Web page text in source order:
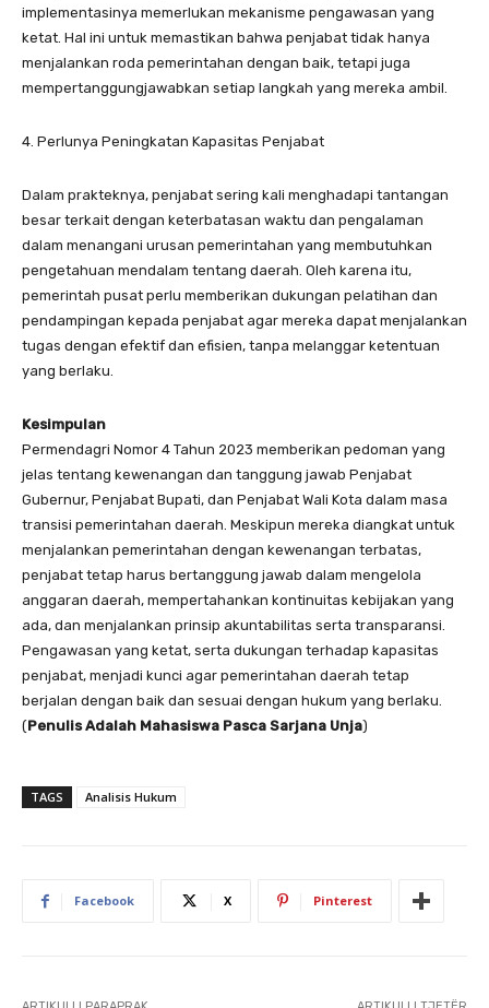
implementasinya memerlukan mekanisme pengawasan yang
ketat. Hal ini untuk memastikan bahwa penjabat tidak hanya
menjalankan roda pemerintahan dengan baik, tetapi juga
mempertanggungjawabkan setiap langkah yang mereka ambil.
4. Perlunya Peningkatan Kapasitas Penjabat
Dalam prakteknya, penjabat sering kali menghadapi tantangan
besar terkait dengan keterbatasan waktu dan pengalaman
dalam menangani urusan pemerintahan yang membutuhkan
pengetahuan mendalam tentang daerah. Oleh karena itu,
pemerintah pusat perlu memberikan dukungan pelatihan dan
pendampingan kepada penjabat agar mereka dapat menjalankan
tugas dengan efektif dan efisien, tanpa melanggar ketentuan
yang berlaku.
Kesimpulan
Permendagri Nomor 4 Tahun 2023 memberikan pedoman yang
jelas tentang kewenangan dan tanggung jawab Penjabat
Gubernur, Penjabat Bupati, dan Penjabat Wali Kota dalam masa
transisi pemerintahan daerah. Meskipun mereka diangkat untuk
menjalankan pemerintahan dengan kewenangan terbatas,
penjabat tetap harus bertanggung jawab dalam mengelola
anggaran daerah, mempertahankan kontinuitas kebijakan yang
ada, dan menjalankan prinsip akuntabilitas serta transparansi.
Pengawasan yang ketat, serta dukungan terhadap kapasitas
penjabat, menjadi kunci agar pemerintahan daerah tetap
berjalan dengan baik dan sesuai dengan hukum yang berlaku.
(Penulis Adalah Mahasiswa Pasca Sarjana Unja)
TAGS Analisis Hukum
Facebook X Pinterest